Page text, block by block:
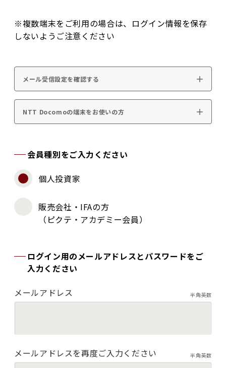
※複数端末をご利用の場合は、ログイン情報を保存
しないようご注意ください
メール受信設定を確認する
NTT Docomoの端末をお使いの方
会員種別をご入力ください
個人投資家
販売会社・IFAの方
（ピクテ・アカデミー会員）
ログイン用のメールアドレスとパスワードをご
入力ください
メールアドレス
半角英数
メールアドレスを再度ご入力ください 半角英数